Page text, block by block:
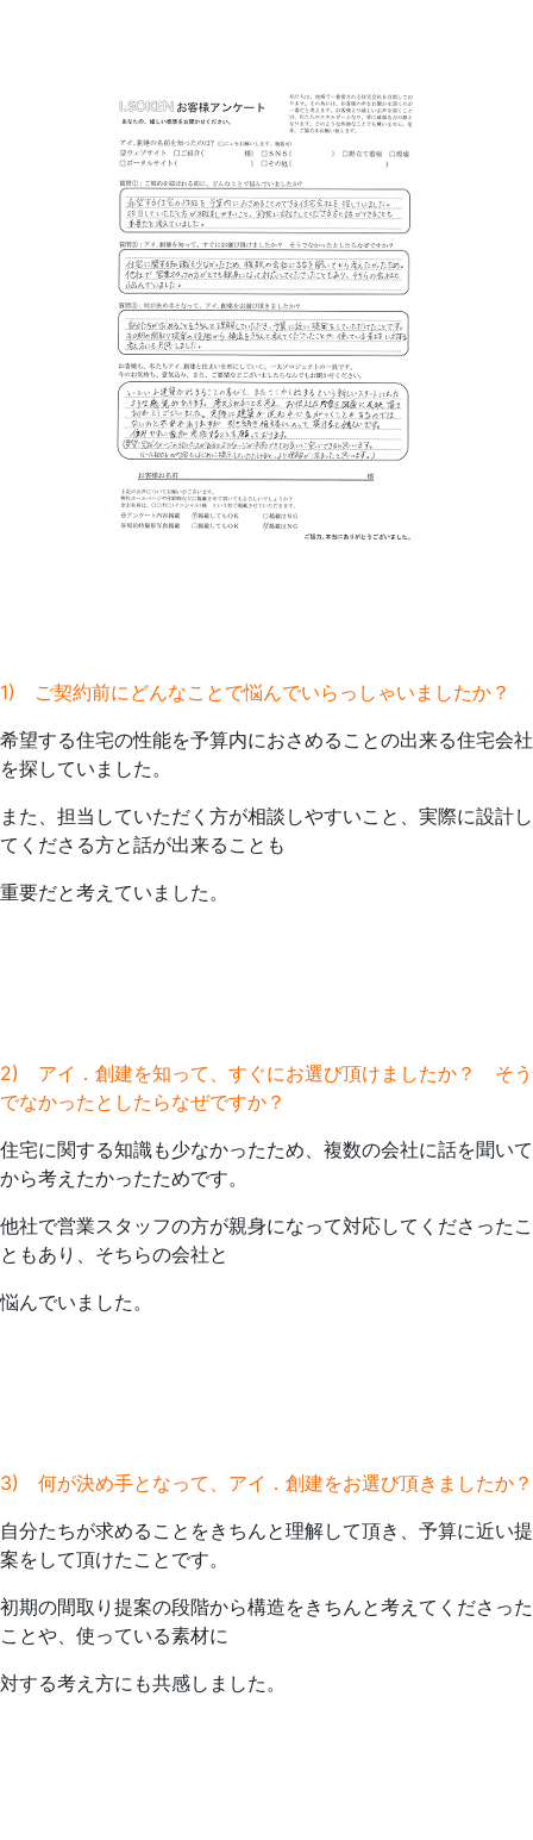
1) ご契約前にどんなことで悩んでいらっしゃいましたか？
希望する住宅の性能を予算内におさめることの出来る住宅会社
を探していました。
また、担当していただく方が相談しやすいこと、実際に設計し
てくださる方と話が出来ることも
重要だと考えていました。
2) アイ．創建を知って、すぐにお選び頂けましたか？ そう
でなかったとしたらなぜですか？
住宅に関する知識も少なかったため、複数の会社に話を聞いて
から考えたかったためです。
他社で営業スタッフの方が親身になって対応してくださったこ
ともあり、そちらの会社と
悩んでいました。
3) 何が決め手となって、アイ．創建をお選び頂きましたか？
自分たちが求めることをきちんと理解して頂き、予算に近い提
案をして頂けたことです。
初期の間取り提案の段階から構造をきちんと考えてくださった
ことや、使っている素材に
対する考え方にも共感しました。